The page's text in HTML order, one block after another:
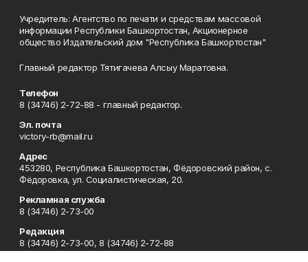
Учредитель: Агентство по печати и средствам массовой
информации Республики Башкортостан, Акционерное
общество Издательский дом "Республика Башкортостан"
Главный редактор Тятигачева Алсыу Маратовна.
Телефон
8 (34746) 2-72-88 - главный редактор.
Эл. почта
victory-rb@mail.ru
Адрес
453280, Республика Башкортостан, Фёдоровский район, с.
Фёдоровка, ул. Социалистическая, 20.
Рекламная служба
8 (34746) 2-73-00
Редакция
8 (34746) 2-73-00, 8 (34746) 2-72-88